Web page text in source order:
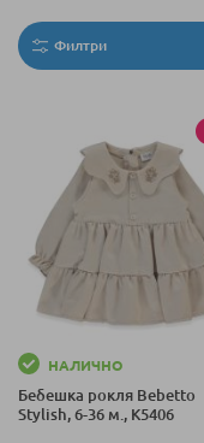
Филтри
НАЛИЧНО
Бебешка рокля Bebetto
Stylish, 6-36 м., K5406